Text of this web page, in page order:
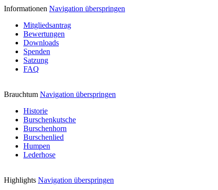
Informationen Navigation überspringen
Mitgliedsantrag
Bewertungen
Downloads
Spenden
Satzung
FAQ
Brauchtum Navigation überspringen
Historie
Burschenkutsche
Burschenhorn
Burschenlied
Humpen
Lederhose
Highlights Navigation überspringen